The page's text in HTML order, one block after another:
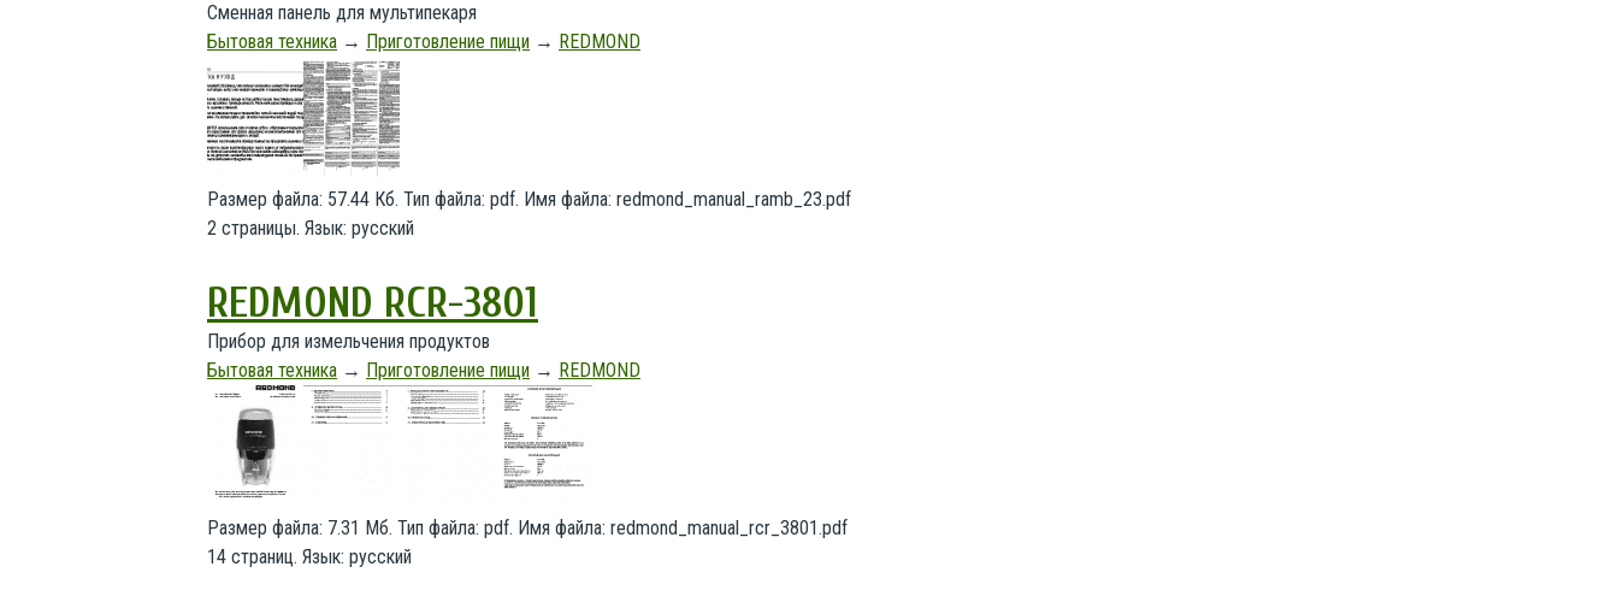
Сменная панель для мультипекаря
Бытовая техника → Приготовление пищи → REDMOND
Размер файла: 57.44 Кб. Тип файла: pdf. Имя файла: redmond_manual_ramb_23.pdf
2 страницы. Язык: русский
REDMOND RCR-3801
Прибор для измельчения продуктов
Бытовая техника → Приготовление пищи → REDMOND
Размер файла: 7.31 Мб. Тип файла: pdf. Имя файла: redmond_manual_rcr_3801.pdf
14 страниц. Язык: русский